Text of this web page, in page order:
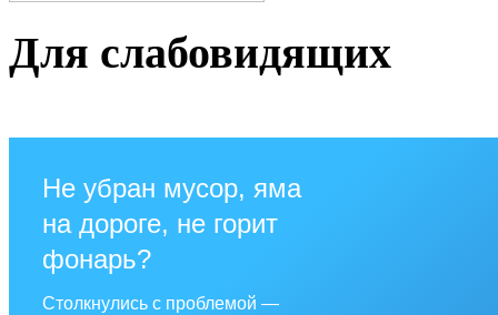
Для слабовидящих
Не убран мусор, яма
на дороге, не горит
фонарь?
Столкнулись с проблемой —